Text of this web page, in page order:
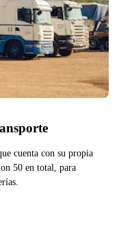
cuenta con su propia
50 en total, para